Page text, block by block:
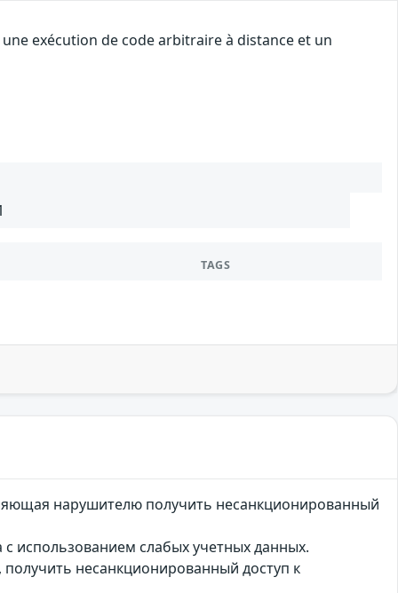
exécution de code arbitraire à distance et un
TAGS
нарушителю получить несанкционированный
использованием слабых учетных данных.
несанкционированный доступ к